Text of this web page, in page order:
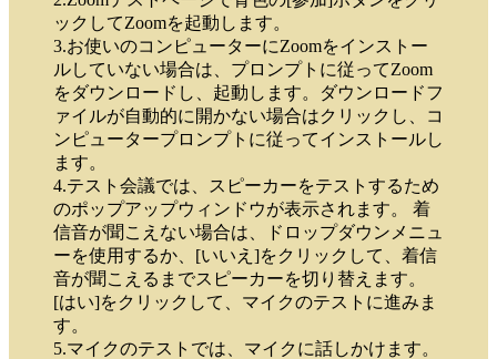
ックしてZoomを起動します。
3.お使いのコンピューターにZoomをインストー
ルしていない場合は、プロンプトに従ってZoom
をダウンロードし、起動します。ダウンロードフ
ァイルが自動的に開かない場合はクリックし、コ
ンピュータープロンプトに従ってインストールし
ます。
4.テスト会議では、スピーカーをテストするため
のポップアップウィンドウが表示されます。 着
信音が聞こえない場合は、ドロップダウンメニュ
ーを使用するか、[いいえ]をクリックして、着信
音が聞こえるまでスピーカーを切り替えます。
[はい]をクリックして、マイクのテストに進みま
す。
5.マイクのテストでは、マイクに話しかけます。